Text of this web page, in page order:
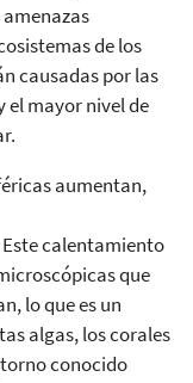
de los
causadas por las
mayor nivel de
aumentan,
calentamiento
que
lo que es un
algas, los corales
conocido